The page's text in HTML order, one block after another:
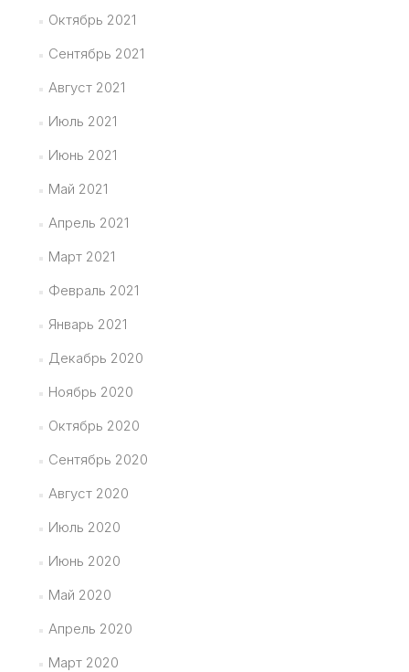
Октябрь 2021
Сентябрь 2021
Август 2021
Июль 2021
Июнь 2021
Май 2021
Апрель 2021
Март 2021
Февраль 2021
Январь 2021
Декабрь 2020
Ноябрь 2020
Октябрь 2020
Сентябрь 2020
Август 2020
Июль 2020
Июнь 2020
Май 2020
Апрель 2020
Март 2020